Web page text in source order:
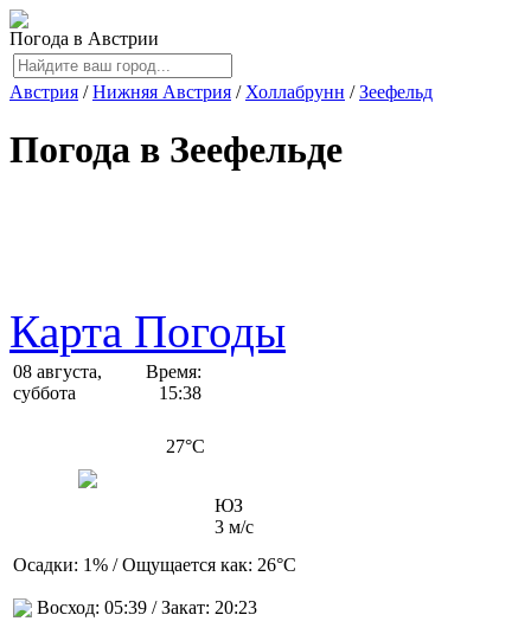
Погода в Австрии
Австрия / Нижняя Австрия / Холлабрунн / Зеефельд
Погода в Зеефельде
Карта Погоды
08 августа,
суббота
Время:
15:38
27°C
ЮЗ
3 м/с
Осадки: 1% / Ощущается как: 26°C
Восход: 05:39 / Закат: 20:23